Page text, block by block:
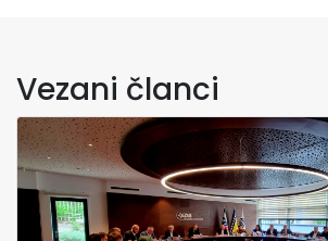
Vezani članci